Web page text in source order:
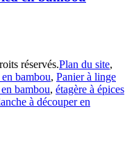
réservés.Plan du site,
bambou, Panier à linge
bambou, étagère à épices
à découper en